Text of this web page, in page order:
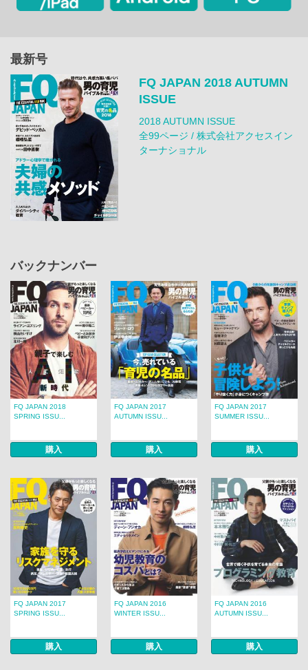
最新号
FQ JAPAN 2018 AUTUMN
ISSUE
2018 AUTUMN ISSUE
全99ページ / 株式会社アクセスイン
ターナショナル
バックナンバー
FQ JAPAN 2018
SPRING ISSU...
購入
FQ JAPAN 2017
AUTUMN ISSU...
購入
FQ JAPAN 2017
SUMMER ISSU...
購入
FQ JAPAN 2017
SPRING ISSU...
購入
FQ JAPAN 2016
WINTER ISSU...
購入
FQ JAPAN 2016
AUTUMN ISSU...
購入